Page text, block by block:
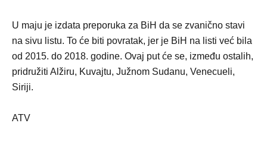
U maju je izdata preporuka za BiH da se zvanično stavi
na sivu listu. To će biti povratak, jer je BiH na listi već bila
od 2015. do 2018. godine. Ovaj put će se, između ostalih,
pridružiti Alžiru, Kuvajtu, Južnom Sudanu, Venecueli,
Siriji.
ATV